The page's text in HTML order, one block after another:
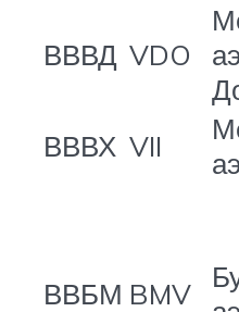
ВВВД VDO
ВВВХ VII
ВВБМ BMV